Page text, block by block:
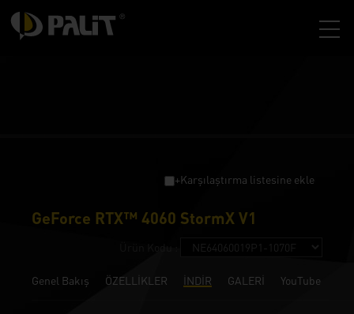
+Karşılaştırma listesine ekle
GeForce RTX™ 4060 StormX V1
Genel Bakış ÖZELLİKLER İNDİR GALERİ YouTube